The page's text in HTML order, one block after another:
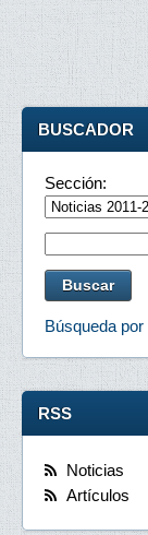
BUSCADOR
Sección:
Búsqueda por
RSS
Noticias
Artículos